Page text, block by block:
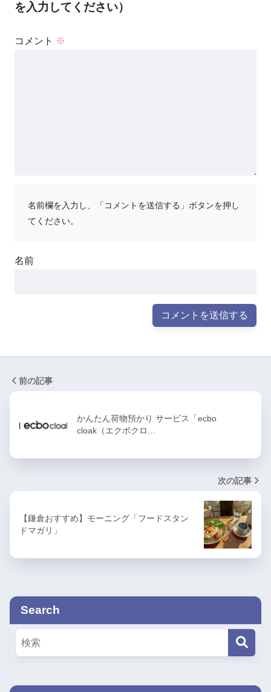
を入力してください）
コメント ※
名前欄を入力し、「コメントを送信する」ボタンを押し
てください。
名前
前の記事
かんたん荷物預かり サービス「ecbo
cloak（エクボクロ…
次の記事
【鎌倉おすすめ】モーニング「フードスタン
ドマガリ」
Search